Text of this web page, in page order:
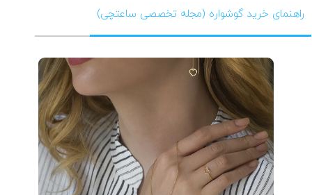
راهنمای خرید گوشواره (مجله تخصصی ساعتچی)